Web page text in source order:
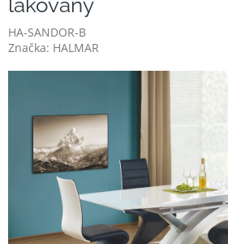
lakovaný
HA-SANDOR-B
Značka: HALMAR